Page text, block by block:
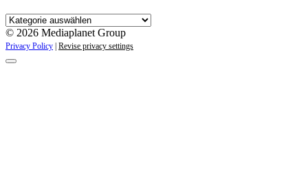
Kategorien
© 2026 Mediaplanet Group
Privacy Policy | Revise privacy settings